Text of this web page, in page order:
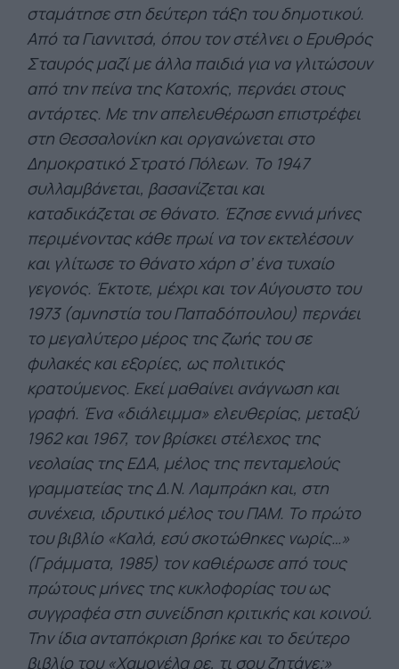
σταμάτησε στη δεύτερη τάξη του δημοτικού.
Από τα Γιαννιτσά, όπου τον στέλνει ο Ερυθρός
Σταυρός μαζί με άλλα παιδιά για να γλιτώσουν
από την πείνα της Κατοχής, περνάει στους
αντάρτες. Με την απελευθέρωση επιστρέφει
στη Θεσσαλονίκη και οργανώνεται στο
Δημοκρατικό Στρατό Πόλεων. Το 1947
συλλαμβάνεται, βασανίζεται και
καταδικάζεται σε θάνατο. Έζησε εννιά μήνες
περιμένοντας κάθε πρωί να τον εκτελέσουν
και γλίτωσε το θάνατο χάρη σ’ ένα τυχαίο
γεγονός. Έκτοτε, μέχρι και τον Αύγουστο του
1973 (αμνηστία του Παπαδόπουλου) περνάει
το μεγαλύτερο μέρος της ζωής του σε
φυλακές και εξορίες, ως πολιτικός
κρατούμενος. Εκεί μαθαίνει ανάγνωση και
γραφή. Ένα «διάλειμμα» ελευθερίας, μεταξύ
1962 και 1967, τον βρίσκει στέλεχος της
νεολαίας της ΕΔΑ, μέλος της πενταμελούς
γραμματείας της Δ.Ν. Λαμπράκη και, στη
συνέχεια, ιδρυτικό μέλος του ΠΑΜ. Το πρώτο
του βιβλίο «Καλά, εσύ σκοτώθηκες νωρίς…»
(Γράμματα, 1985) τον καθιέρωσε από τους
πρώτους μήνες της κυκλοφορίας του ως
συγγραφέα στη συνείδηση κριτικής και κοινού.
Την ίδια ανταπόκριση βρήκε και το δεύτερο
βιβλίο του «Χαμογέλα ρε, τι σου ζητάνε;»